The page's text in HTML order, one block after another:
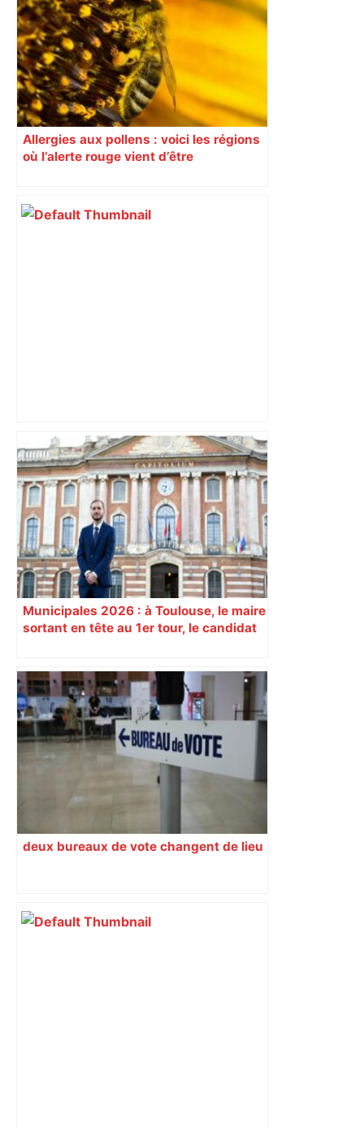
Toulouse : "Pas de pollution", assure
l'entreprise – Actu.fr
Allergies aux pollens : voici les régions
où l’alerte rouge vient d’être
Alliance PS/LFI à Toulouse : Marc
Sztulman claque la porte – RMC
Municipales 2026 : à Toulouse, le maire
sortant en tête au 1er tour, le candidat
deux bureaux de vote changent de lieu